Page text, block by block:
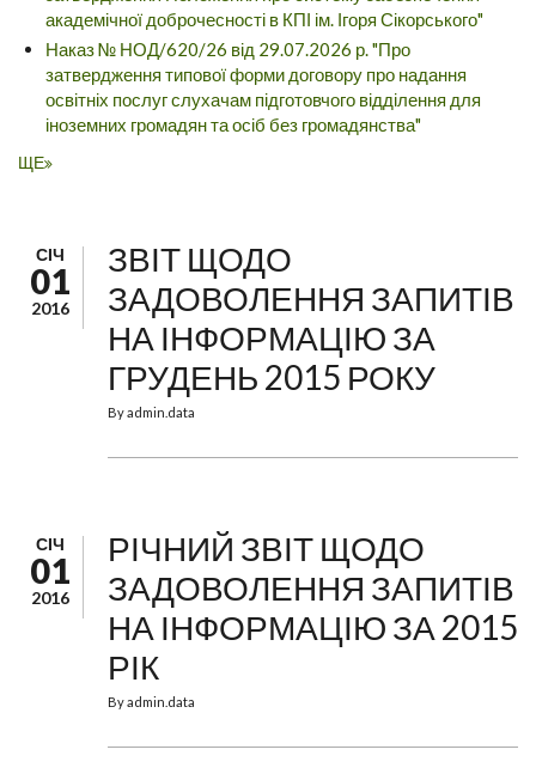
академічної доброчесності в КПІ ім. Ігоря Сікорського"
Наказ № НОД/620/26 від 29.07.2026 р. "Про
затвердження типової форми договору про надання
освітніх послуг слухачам підготовчого відділення для
іноземних громадян та осіб без громадянства"
ЩЕ
СІЧ
01
2016
ЗВІТ ЩОДО
ЗАДОВОЛЕННЯ ЗАПИТІВ
НА ІНФОРМАЦІЮ ЗА
ГРУДЕНЬ 2015 РОКУ
Byadmin.data
СІЧ
01
2016
РІЧНИЙ ЗВІТ ЩОДО
ЗАДОВОЛЕННЯ ЗАПИТІВ
НА ІНФОРМАЦІЮ ЗА 2015
РІК
Byadmin.data